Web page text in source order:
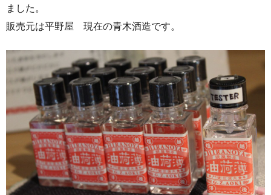
ました。
販売元は平野屋 現在の青木酒造です。